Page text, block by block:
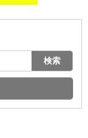
検索